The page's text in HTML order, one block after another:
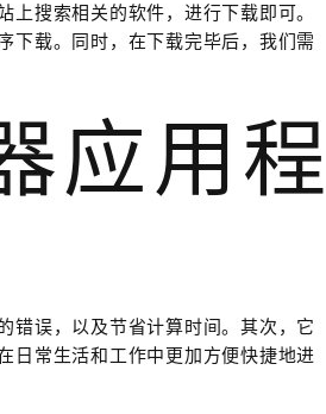
搜索相关的软件，进行下载即可。
下载。同时，在下载完毕后，我们需
应用程
错误，以及节省计算时间。其次，它
日常生活和工作中更加方便快捷地进